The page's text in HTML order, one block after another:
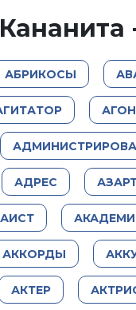
АБРИКОСЫ
АДРЕС
АИСТ
АККОРДЫ
АКТЕР